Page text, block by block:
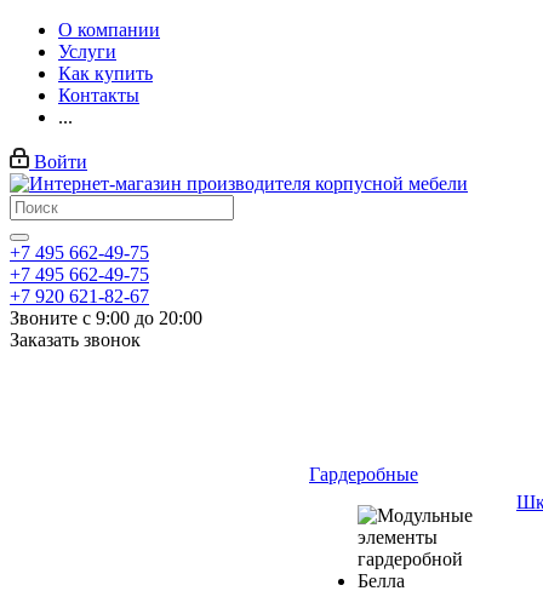
О компании
Услуги
Как купить
Контакты
...
Войти
+7 495 662-49-75
+7 495 662-49-75
+7 920 621-82-67
Звоните с 9:00 до 20:00
Заказать звонок
Гардеробные